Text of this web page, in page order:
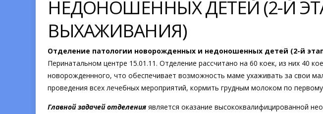
НЕДОНОШЕННЫХ ДЕТЕЙ (2-Й
ВЫХАЖИВАНИЯ)
Отделение патологии новорожденных и недоношенных детей (2-й
Перинатальном центре 15.01.11. Отделение рассчитано на 60 коек, из них 40
новорожденнного, что обеспечивает возможность маме ухаживать за свои
проведения всех лечебных мероприятий, кормить грудным молоком по
Главной задачей отделения является оказание высококвалифицированной